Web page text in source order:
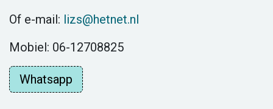
Of e-mail: lizs@hetnet.nl
Mobiel: 06-12708825
Whatsapp